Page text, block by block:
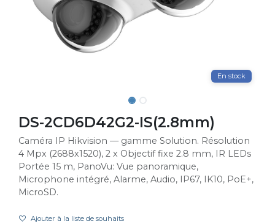
En stock
DS-2CD6D42G2-IS(2.8mm)
Caméra IP Hikvision — gamme Solution. Résolution
4 Mpx (2688x1520), 2 x Objectif fixe 2.8 mm, IR LEDs
Portée 15 m, PanoVu: Vue panoramique,
Microphone intégré, Alarme, Audio, IP67, IK10, PoE+,
MicroSD.
Ajouter à la liste de souhaits